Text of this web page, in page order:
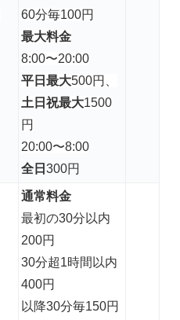
60分毎100円
最大料金
8:00〜20:00
平日最大500円、
土日祝最大1500
円
20:00〜8:00
全日 300円
通常料金
最初の30分以内
200円
30分超1時間以内
400円
以降30分毎150円